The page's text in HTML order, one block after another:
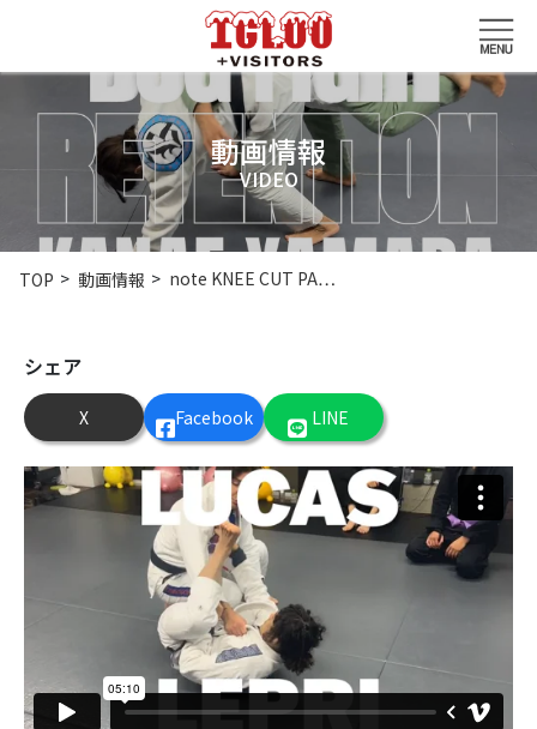
動画情報
VIDEO
TOP 動画情報 note KNEE CUT PA…
シェア
X Facebook LINE